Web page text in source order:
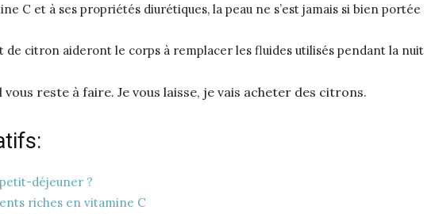
C et à ses propriétés diurétiques, la peau ne s’est jamais si bien portée
de citron aideront le corps à remplacer les fluides utilisés pendant la nuit
vous reste à faire. Je vous laisse, je vais acheter des citrons.
déjeuner ?
riches en vitamine C